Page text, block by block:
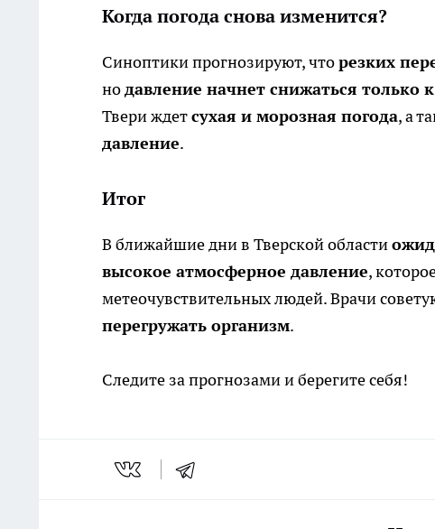
Когда погода снова изменится?
Синоптики прогнозируют, чторезких
нодавление начнет снижаться только
Твери ждетсухая и морозная погода, а
давление.
Итог
В ближайшие дни в Тверской области
высокое атмосферное давление,
метеочувствительных людей. Врачи
перегружать организм.
Следите за прогнозами и берегите себя!